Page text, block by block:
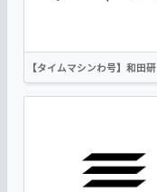
【タイムマシンわ号】和田